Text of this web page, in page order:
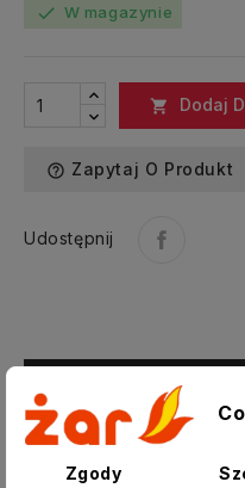
check W magazynie
 Dodaj
help_outline Zapytaj O Produkt
Udostępnij
Zgody